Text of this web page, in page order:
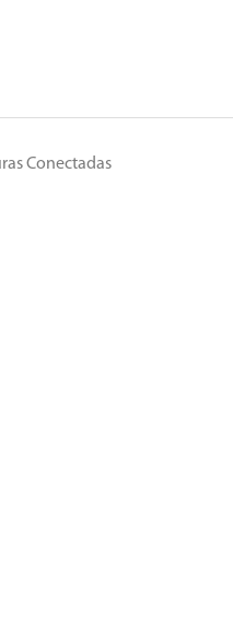
Conectadas